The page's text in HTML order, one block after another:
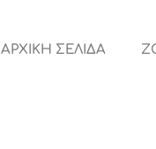
ΑΡΧΙΚΗ ΣΕΛΙΔΑ